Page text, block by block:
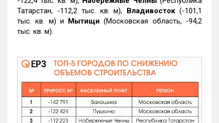
Татарстан, -112,2 тыс. кв. м), Владивосток(-101,1
тыс. кв. м) и Мытищи (Московская область, -94,2
тыс. кв. м).